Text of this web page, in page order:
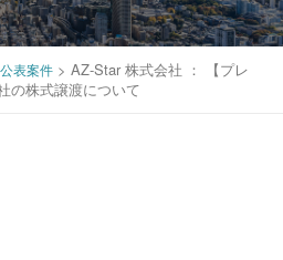
表案件 > AZ-Star 株式会社 ： 【プレ
の株式譲渡について